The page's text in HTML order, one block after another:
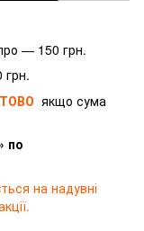
— 150 грн.
грн.
якщо сума
по
на надувні